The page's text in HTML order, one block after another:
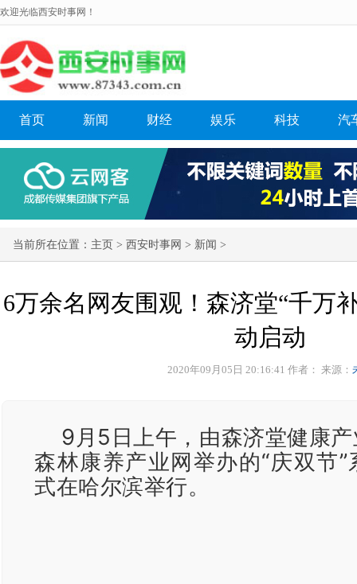
欢迎光临西安时事网！
首页 新闻 财经 娱乐 科技 汽
当前所在位置： 主页 > 西安时事网 > 新闻 >
6万余名网友围观！森济堂“千万
动启动
2020年09月05日 20:16:41 作者： 来源：
9月5日上午，由森济堂健康
森林康养产业网举办的“庆双节
式在哈尔滨举行。